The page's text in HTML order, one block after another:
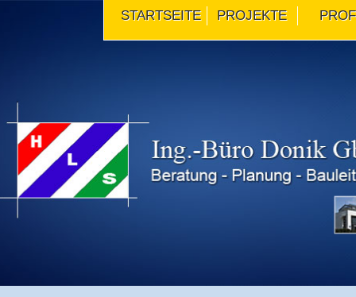
STARTSEITE PROJEKTE